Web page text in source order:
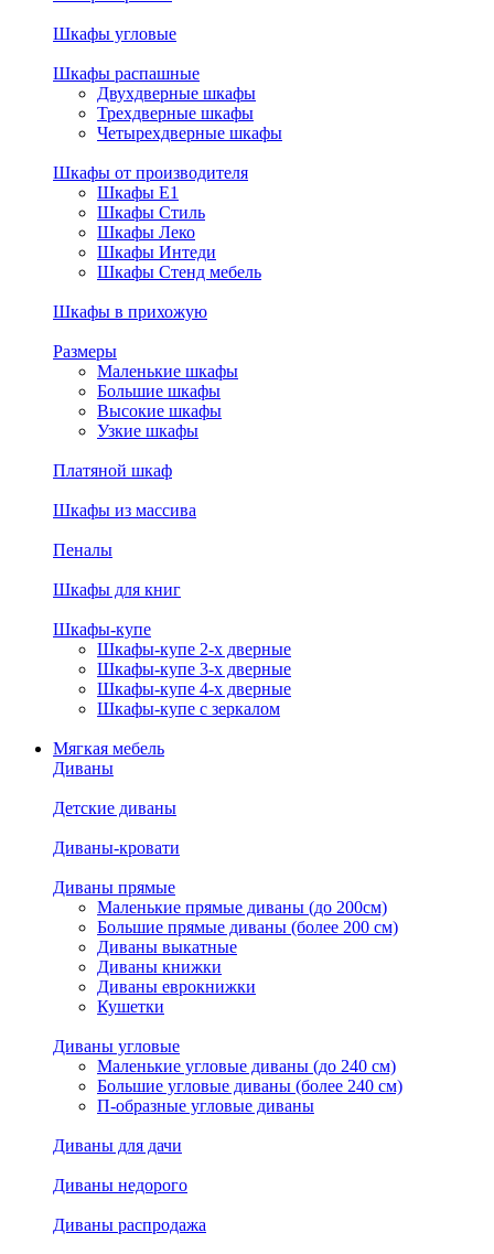
Шкафы угловые
Шкафы распашные
Двухдверные шкафы
Трехдверные шкафы
Четырехдверные шкафы
Шкафы от производителя
Шкафы E1
Шкафы Стиль
Шкафы Леко
Шкафы Интеди
Шкафы Стенд мебель
Шкафы в прихожую
Размеры
Маленькие шкафы
Большие шкафы
Высокие шкафы
Узкие шкафы
Платяной шкаф
Шкафы из массива
Пеналы
Шкафы для книг
Шкафы-купе
Шкафы-купе 2-х дверные
Шкафы-купе 3-х дверные
Шкафы-купе 4-х дверные
Шкафы-купе с зеркалом
Мягкая мебель
Диваны
Детские диваны
Диваны-кровати
Диваны прямые
Маленькие прямые диваны (до 200см)
Большие прямые диваны (более 200 см)
Диваны выкатные
Диваны книжки
Диваны еврокнижки
Кушетки
Диваны угловые
Маленькие угловые диваны (до 240 см)
Большие угловые диваны (более 240 см)
П-образные угловые диваны
Диваны для дачи
Диваны недорого
Диваны распродажа